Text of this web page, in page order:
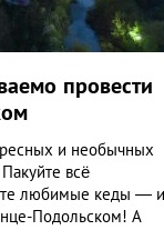
провести
и необычных
всё
любимые кеды — и
Подольском! А